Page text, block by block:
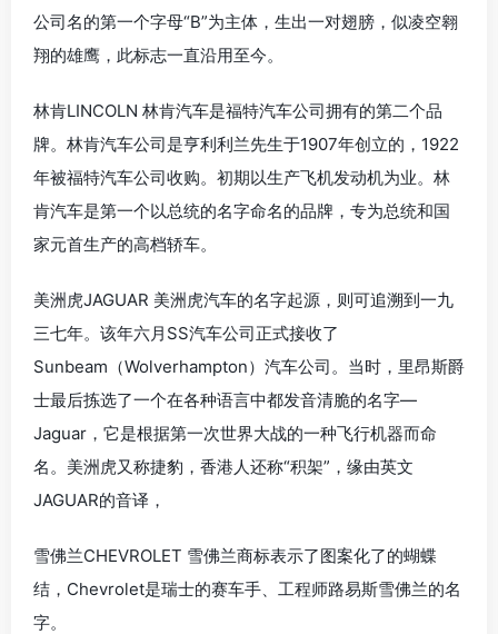
公司名的第一个字母“B”为主体，生出一对翅膀，似凌空翱
翔的雄鹰，此标志一直沿用至今。
林肯LINCOLN 林肯汽车是福特汽车公司拥有的第二个品
牌。林肯汽车公司是亨利利兰先生于1907年创立的，1922
年被福特汽车公司收购。初期以生产飞机发动机为业。林
肯汽车是第一个以总统的名字命名的品牌，专为总统和国
家元首生产的高档轿车。
美洲虎JAGUAR 美洲虎汽车的名字起源，则可追溯到一九
三七年。该年六月SS汽车公司正式接收了
Sunbeam（Wolverhampton）汽车公司。当时，里昂斯爵
士最后拣选了一个在各种语言中都发音清脆的名字—
Jaguar，它是根据第一次世界大战的一种飞行机器而命
名。美洲虎又称捷豹，香港人还称“积架”，缘由英文
JAGUAR的音译，
雪佛兰CHEVROLET 雪佛兰商标表示了图案化了的蝴蝶
结，Chevrolet是瑞士的赛车手、工程师路易斯雪佛兰的名
字。